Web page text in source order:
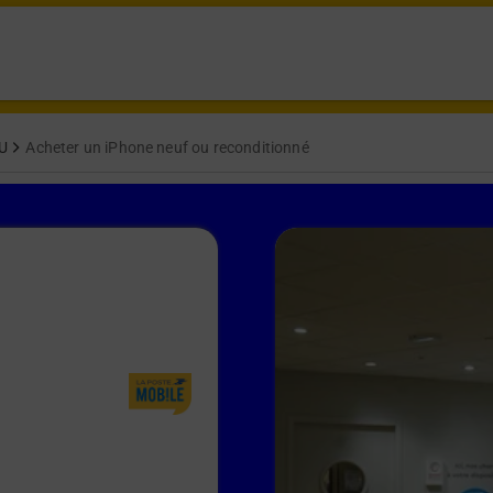
Acheter un iPhone neuf ou reconditionné